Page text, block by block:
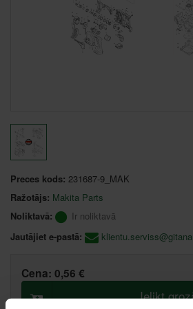
Preces kods: 231687-9_MAK
Ražotājs: Makita Parts
Noliktavā:
Ir noliktavā
Jautājiet e-pastā:
Cena: 0,56 €
Ielikt